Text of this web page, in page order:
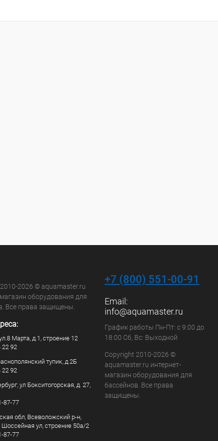
2026 © aquamaster.ru
оборудования для
Все права защищены.
Марта, д.1, строение 12
22 92
тупик, д.2Б
22 92
ул Бокситогорская, д. 27,
87-77
обл, Всеволожский р-н,
Шоссейная ул, строение 50а/2
87-77
+7 (800) 551-00-91
Email:
info@aquamaster.ru
График работы Пн-Пт: с 9:00 до
18:00 Сб, Вс: Выходной
Copyright 2010-2026 ©
aquamaster.ru интернет-
магазин оборудования для
бассейнов. Все права
защищены.